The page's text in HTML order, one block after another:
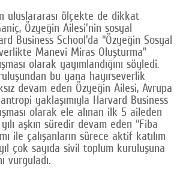
uluslararası ölçekte de dikkat
Özyeğin Ailesi'nin sosyal
Business School'da “Özyeğin Sosyal
Manevi Miras Oluşturma”
olarak yayımlandığını söyledi.
bu yana hayırseverlik
devam eden Özyeğin Ailesi, Avrupa
yaklaşımıyla Harvard Business
olarak ele alınan ilk 5 aileden
aşkın süredir devam eden “Fiba
ile çalışanların sürece aktif katılım
çok sayıda sivil toplum kuruluşuna
vurguladı.